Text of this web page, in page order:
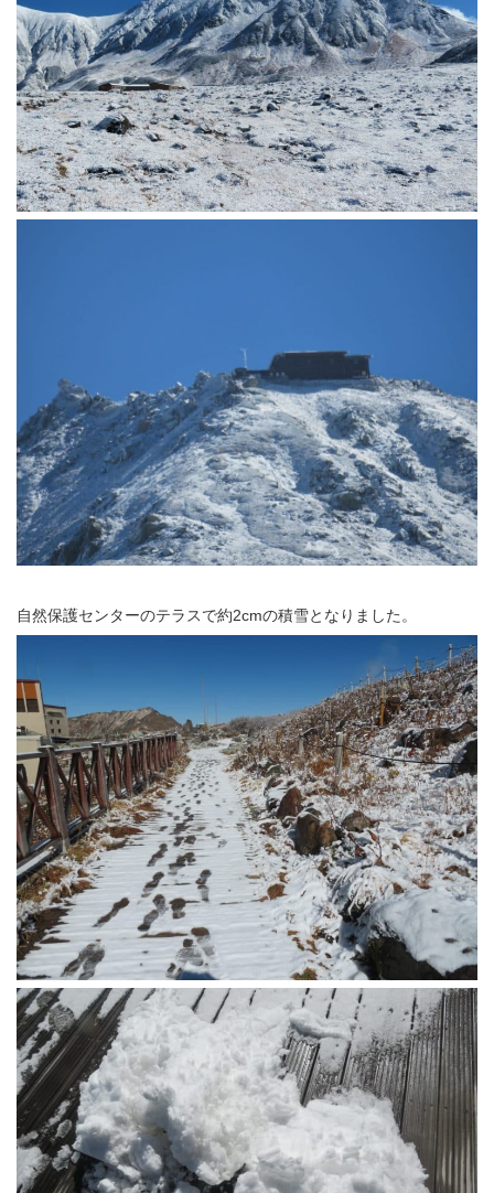
自然保護センターのテラスで約2cmの積雪となりました。